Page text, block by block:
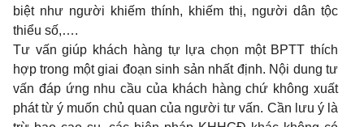
biệt như người khiếm thính, khiếm thị, người dân tộc
thiểu số,….
Tư vấn giúp khách hàng tự lựa chọn một BPTT thích
hợp trong một giai đoạn sinh sản nhất định. Nội dung tư
vấn đáp ứng nhu cầu của khách hàng chứ không xuất
phát từ ý muốn chủ quan của người tư vấn. Cần lưu ý là